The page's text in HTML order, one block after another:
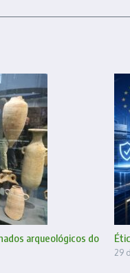
arqueológicos do
29